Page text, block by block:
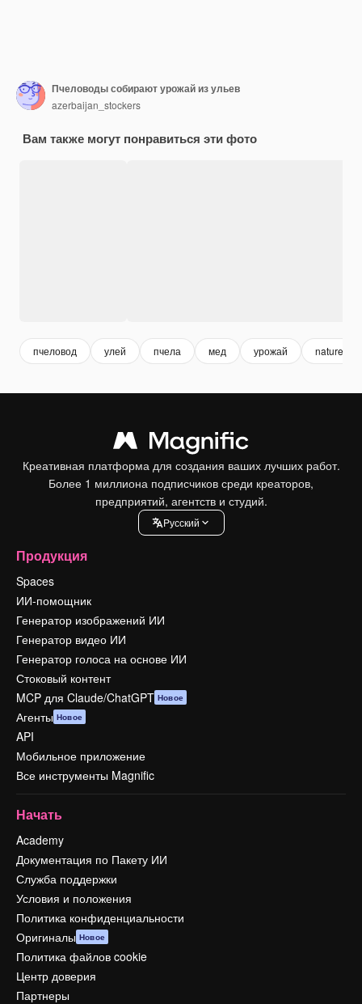
Пчеловоды собирают урожай из ульев
azerbaijan_stockers
Вам также могут понравиться эти фото
пчеловод улей пчела мед урожай nature
Креативная платформа для создания ваших лучших работ.
Более 1 миллиона подписчиков среди креаторов,
предприятий, агентств и студий.
Pусский
Продукция
Spaces
ИИ-помощник
Генератор изображений ИИ
Генератор видео ИИ
Генератор голоса на основе ИИ
Стоковый контент
MCP для Claude/ChatGPT Новое
Агенты Новое
API
Мобильное приложение
Все инструменты Magnific
Начать
Academy
Документация по Пакету ИИ
Служба поддержки
Условия и положения
Политика конфиденциальности
Оригиналы Новое
Политика файлов cookie
Центр доверия
Партнеры